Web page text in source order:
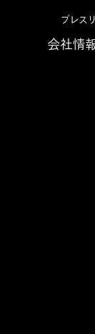
会社情
プレス